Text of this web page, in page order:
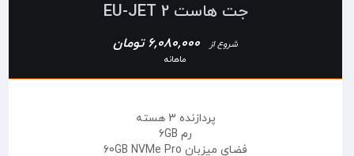
جت هاست EU-JET 2
شروع از 6,080,000 تومان
ماهانه
پردازنده 3 هسته
رم 6GB
فضای میزبان 60GB NVMe Pro